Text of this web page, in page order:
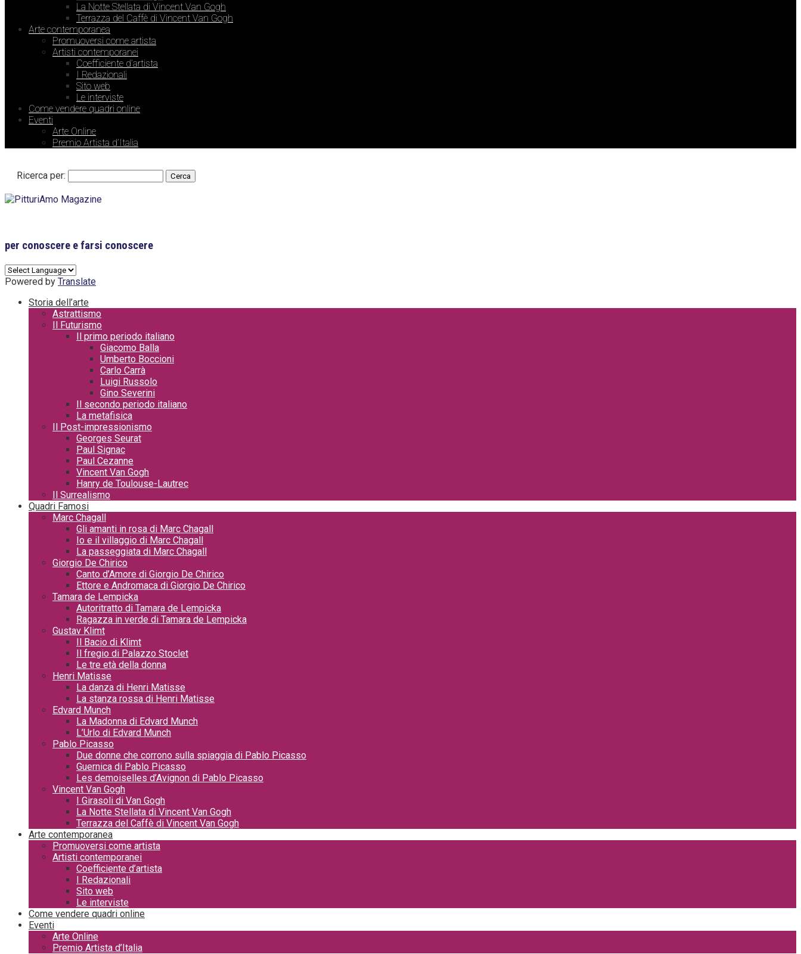
La Notte Stellata di Vincent Van Gogh
Terrazza del Caffè di Vincent Van Gogh
Arte contemporanea
Promuoversi come artista
Artisti contemporanei
Coefficiente d’artista
I Redazionali
Sito web
Le interviste
Come vendere quadri online
Eventi
Arte Online
Premio Artista d’Italia
Ricerca per:
per conoscere e farsi conoscere
Powered by Translate
Storia dell’arte
Astrattismo
Il Futurismo
Il primo periodo italiano
Giacomo Balla
Umberto Boccioni
Carlo Carrà
Luigi Russolo
Gino Severini
Il secondo periodo italiano
La metafisica
Il Post-impressionismo
Georges Seurat
Paul Signac
Paul Cezanne
Vincent Van Gogh
Hanry de Toulouse-Lautrec
Il Surrealismo
Quadri Famosi
Marc Chagall
Gli amanti in rosa di Marc Chagall
Io e il villaggio di Marc Chagall
La passeggiata di Marc Chagall
Giorgio De Chirico
Canto d’Amore di Giorgio De Chirico
Ettore e Andromaca di Giorgio De Chirico
Tamara de Lempicka
Autoritratto di Tamara de Lempicka
Ragazza in verde di Tamara de Lempicka
Gustav Klimt
Il Bacio di Klimt
Il fregio di Palazzo Stoclet
Le tre età della donna
Henri Matisse
La danza di Henri Matisse
La stanza rossa di Henri Matisse
Edvard Munch
La Madonna di Edvard Munch
L’Urlo di Edvard Munch
Pablo Picasso
Due donne che corrono sulla spiaggia di Pablo Picasso
Guernica di Pablo Picasso
Les demoiselles d’Avignon di Pablo Picasso
Vincent Van Gogh
I Girasoli di Van Gogh
La Notte Stellata di Vincent Van Gogh
Terrazza del Caffè di Vincent Van Gogh
Arte contemporanea
Promuoversi come artista
Artisti contemporanei
Coefficiente d’artista
I Redazionali
Sito web
Le interviste
Come vendere quadri online
Eventi
Arte Online
Premio Artista d’Italia